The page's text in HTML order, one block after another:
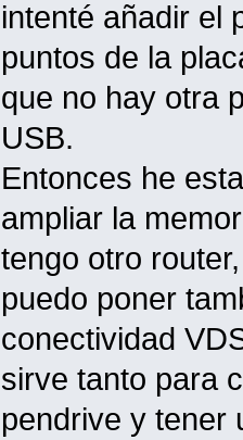
intenté añadir el
puntos de la
que no hay otra
USB.
Entonces he
ampliar la
tengo otro
puedo poner
conectividad
sirve tanto para
pendrive y tener